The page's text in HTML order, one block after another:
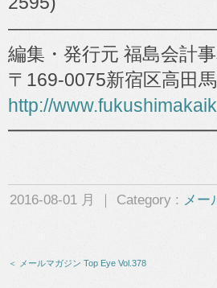
編集・発行元 福島会計
〒169-0075新宿区高田
http://
━━━━━━━━━━━━ Top
2016-08-01 月 ｜ Category : メー
＜ メールマガジン Top Eye Vol.378